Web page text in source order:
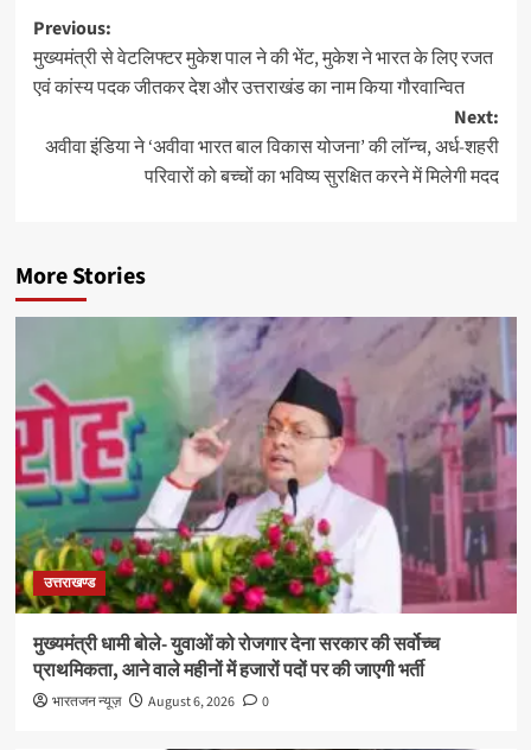
Post
navigation
Previous:
मुख्यमंत्री से वेटलिफ्टर मुकेश पाल ने की भेंट, मुकेश ने भारत के लिए रजत
एवं कांस्य पदक जीतकर देश और उत्तराखंड का नाम किया गौरवान्वित
Next:
अवीवा इंडिया ने ‘अवीवा भारत बाल विकास योजना’ की लॉन्च, अर्ध-शहरी
परिवारों को बच्चों का भविष्य सुरक्षित करने में मिलेगी मदद
More Stories
उत्तराखण्ड
मुख्यमंत्री धामी बोले- युवाओं को रोजगार देना सरकार की सर्वोच्च
प्राथमिकता, आने वाले महीनों में हजारों पदों पर की जाएगी भर्ती
भारतजन न्यूज़ August 6, 2026 0